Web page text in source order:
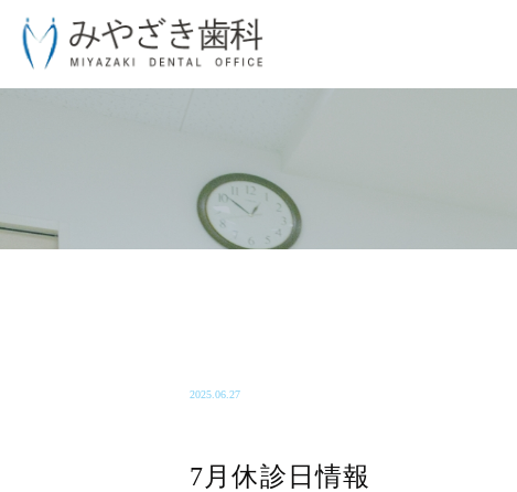
2025.06.27
7月休診日情報